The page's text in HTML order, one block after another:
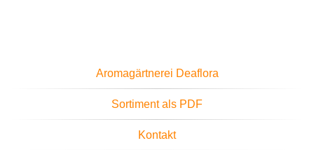
Aromagärtnerei Deaflora
Sortiment als PDF
Kontakt